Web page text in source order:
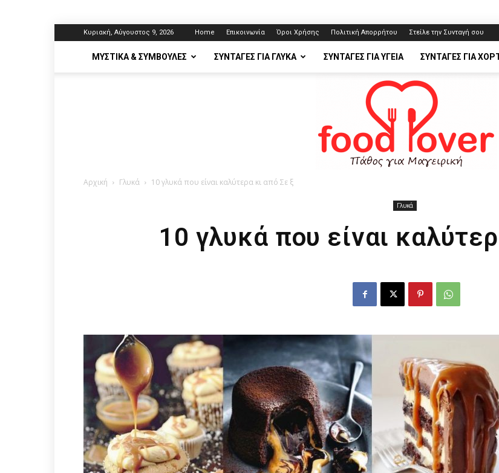
Κυριακή, Αύγουστος 9, 2026 Home Επικοινωνία Όροι Χρήσης Πολιτική Απορρήτου Στείλε την Συνταγή σου
ΜΥΣΤΙΚΆ & ΣΥΜΒΟΥΛΈΣ ΣΥΝΤΑΓΈΣ ΓΙΑ ΓΛΥΚΆ ΣΥΝΤΑΓΈΣ ΓΙΑ ΥΓΕΊΑ ΣΥΝΤΑΓΈΣ ΓΙΑ
Αρχική Γλυκά 10 γλυκά που είναι καλύτερα κι από Σε ξ
Γλυκά
10 γλυκά που είναι